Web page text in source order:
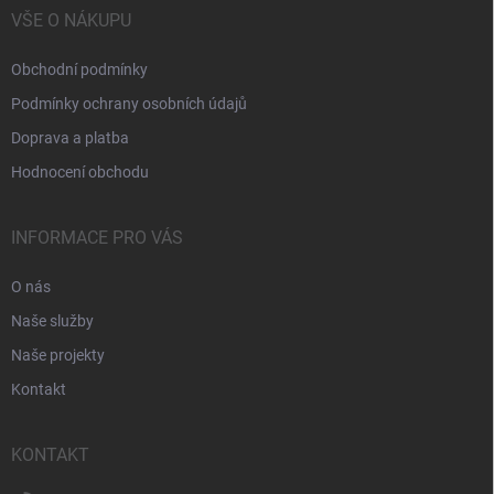
VŠE O NÁKUPU
Obchodní podmínky
Podmínky ochrany osobních údajů
Doprava a platba
Hodnocení obchodu
INFORMACE PRO VÁS
O nás
Naše služby
Naše projekty
Kontakt
KONTAKT